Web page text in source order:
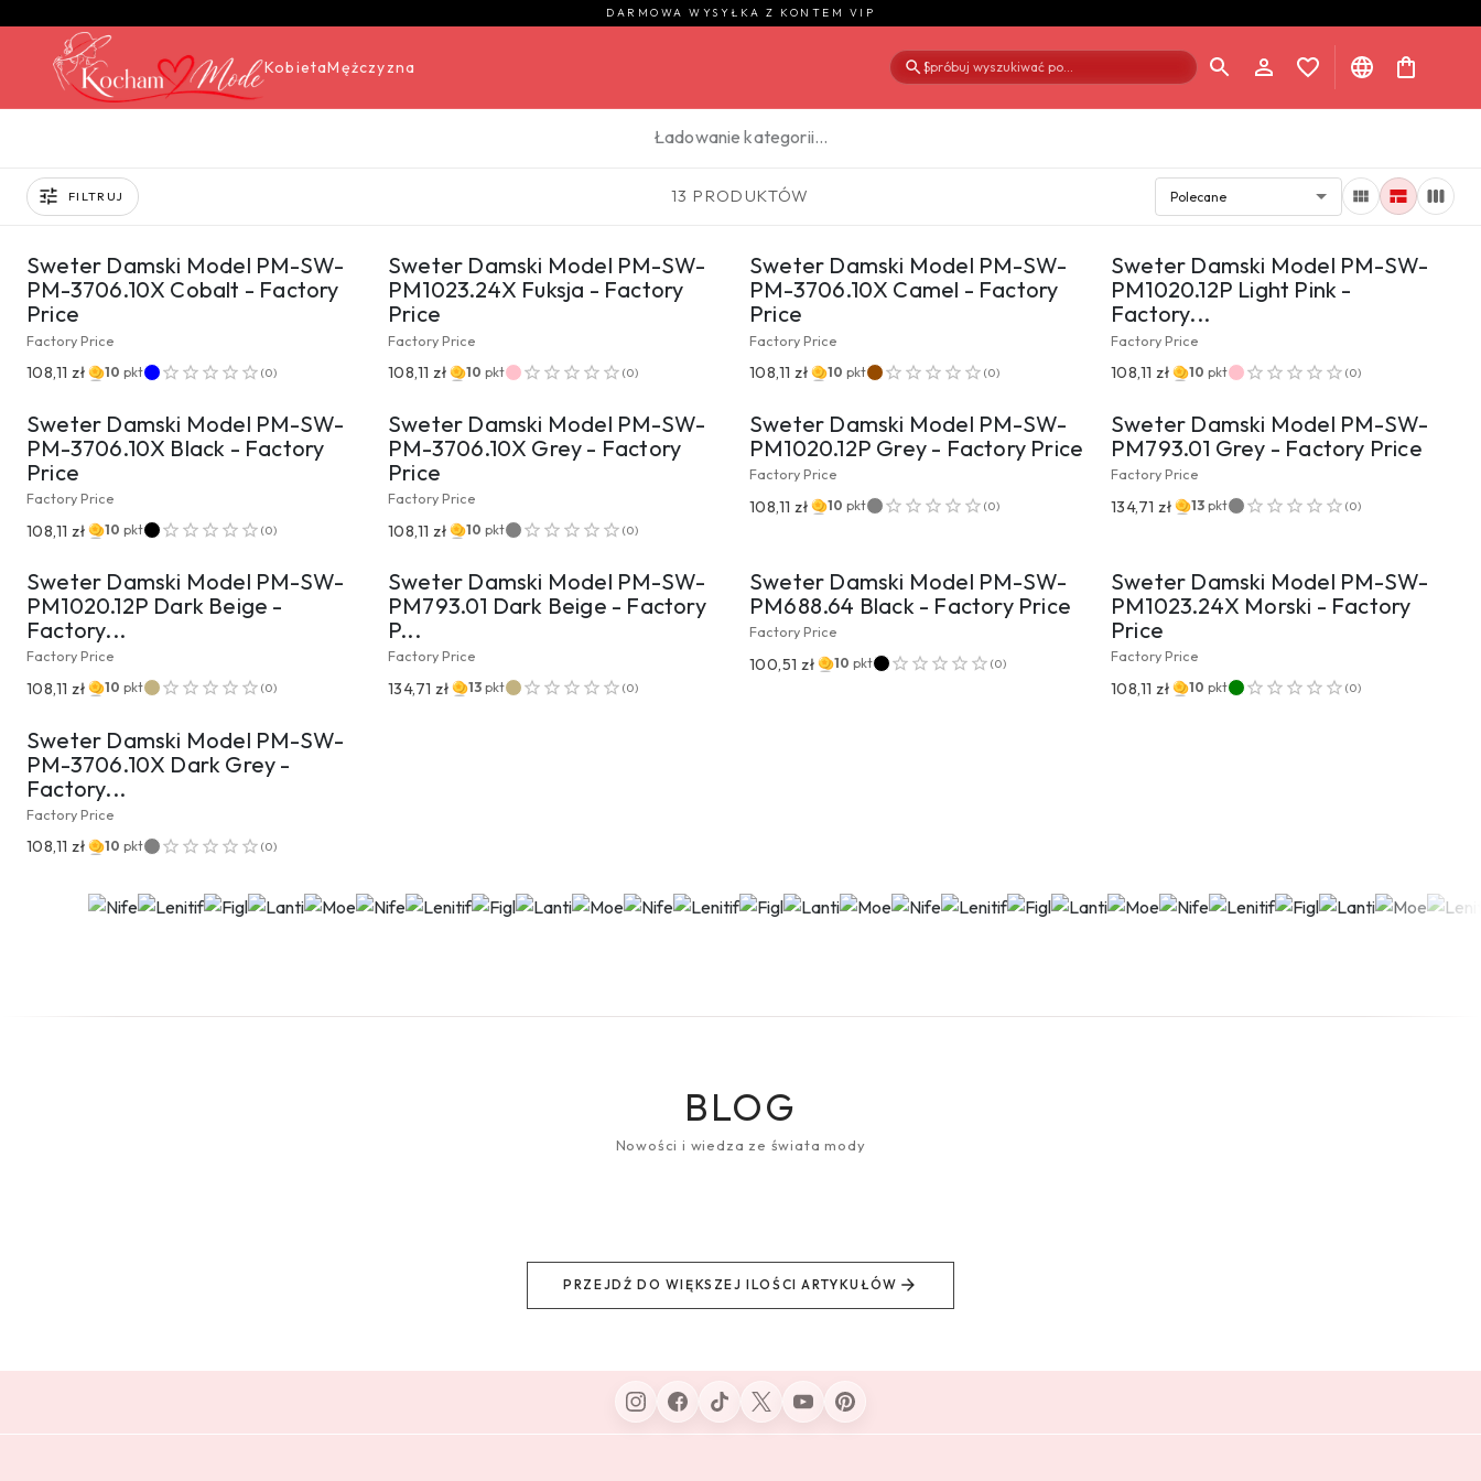
DARMOWA WYSYŁKA Z KONTEM VIP
KobietaMężczyzna Spróbuj wyszukiwać po...
|
Ładowanie kategorii…
FILTRUJ 13 PRODUKTÓW Polecane
PRZEJDŹ DO PRODUKTU
Sweter Damski Model PM-SW-
PM-3706.10X Cobalt - Factory
Price
Factory Price
108,11 zł 10 pkt (0)
Sweter Damski Model PM-SW-
PM1023.24X Fuksja - Factory
Price
Factory Price
108,11 zł 10 pkt (0)
Sweter Damski Model PM-SW-
PM-3706.10X Camel - Factory
Price
Factory Price
108,11 zł 10 pkt (0)
PRZEJDŹ DO PRODUKTU
Sweter Damski Model PM-SW-
PM1020.12P Light Pink -
Factory...
Factory Price
108,11 zł 10 pkt (0)
PRZEJDŹ DO PRODUKTU
Sweter Damski Model PM-SW-
PM-3706.10X Black - Factory
Price
Factory Price
108,11 zł 10 pkt (0)
PRZEJDŹ DO PRODUKTU
Sweter Damski Model PM-SW-
PM-3706.10X Grey - Factory
Price
Factory Price
108,11 zł 10 pkt (0)
PRZEJDŹ DO PRODUKTU
Sweter Damski Model PM-SW-
PM1020.12P Grey - Factory Price
Factory Price
108,11 zł 10 pkt (0)
PRZEJDŹ DO PRODUKTU
Sweter Damski Model PM-SW-
PM793.01 Grey - Factory Price
Factory Price
134,71 zł 13 pkt (0)
PRZEJDŹ DO PRODUKTU
Sweter Damski Model PM-SW-
PM1020.12P Dark Beige -
Factory...
Factory Price
108,11 zł 10 pkt (0)
PRZEJDŹ DO PRODUKTU
Sweter Damski Model PM-SW-
PM793.01 Dark Beige - Factory
P...
Factory Price
134,71 zł 13 pkt (0)
Sweter Damski Model PM-SW-
PM688.64 Black - Factory Price
Factory Price
100,51 zł 10 pkt (0)
Sweter Damski Model PM-SW-
PM1023.24X Morski - Factory
Price
Factory Price
108,11 zł 10 pkt (0)
PRZEJDŹ DO PRODUKTU
Sweter Damski Model PM-SW-
PM-3706.10X Dark Grey -
Factory...
Factory Price
108,11 zł 10 pkt (0)
BLOG
Nowości i wiedza ze świata mody
PRZEJDŹ DO WIĘKSZEJ ILOŚCI ARTYKUŁÓW